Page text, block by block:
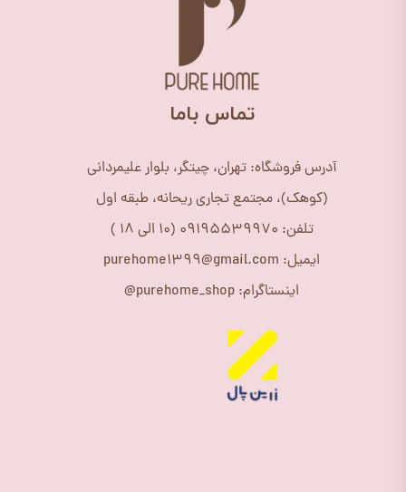
​تماس باما
آدرس فروشگاه: تهران، چیتگر، بلوار علیمردانی
(کوهک)، مجتمع تجاری ریحانه، طبقه اول
تلفن: 09195539970 (10 الی 18 )
ایمیل: purehome1399@gmail.com
اینستاگرام: purehome_shop@